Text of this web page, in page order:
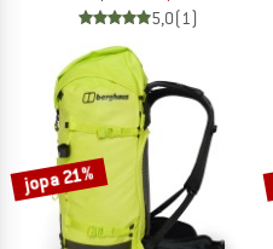
5,0(1)
jopa 21%